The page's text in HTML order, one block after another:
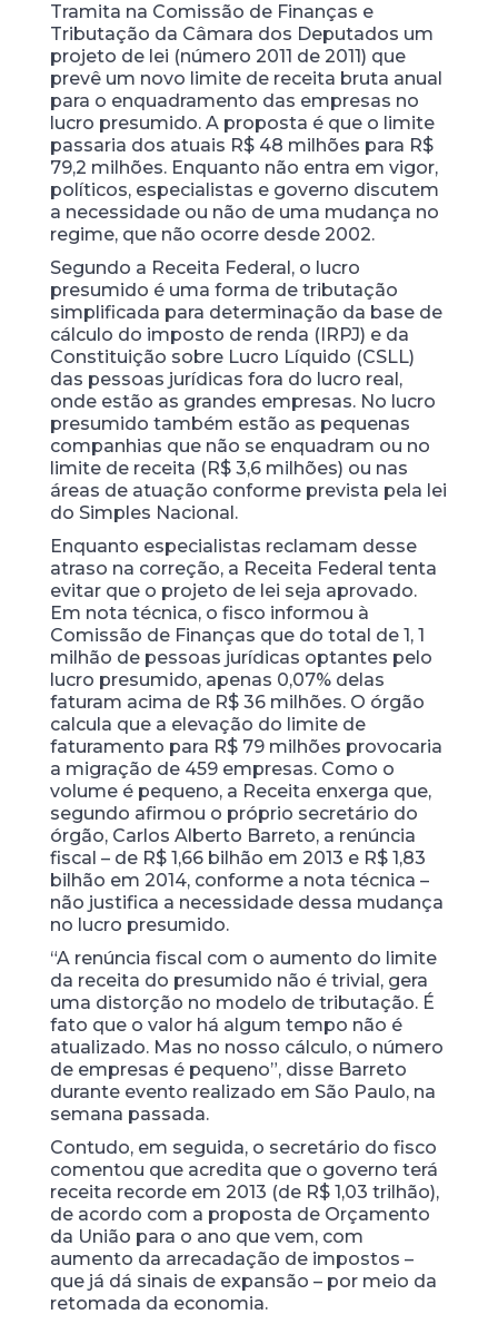
Tramita na Comissão de Finanças e
Tributação da Câmara dos Deputados um
projeto de lei (número 2011 de 2011) que
prevê um novo limite de receita bruta anual
para o enquadramento das empresas no
lucro presumido. A proposta é que o limite
passaria dos atuais R$ 48 milhões para R$
79,2 milhões. Enquanto não entra em vigor,
políticos, especialistas e governo discutem
a necessidade ou não de uma mudança no
regime, que não ocorre desde 2002.
Segundo a Receita Federal, o lucro
presumido é uma forma de tributação
simplificada para determinação da base de
cálculo do imposto de renda (IRPJ) e da
Constituição sobre Lucro Líquido (CSLL)
das pessoas jurídicas fora do lucro real,
onde estão as grandes empresas. No lucro
presumido também estão as pequenas
companhias que não se enquadram ou no
limite de receita (R$ 3,6 milhões) ou nas
áreas de atuação conforme prevista pela lei
do Simples Nacional.
Enquanto especialistas reclamam desse
atraso na correção, a Receita Federal tenta
evitar que o projeto de lei seja aprovado.
Em nota técnica, o fisco informou à
Comissão de Finanças que do total de 1, 1
milhão de pessoas jurídicas optantes pelo
lucro presumido, apenas 0,07% delas
faturam acima de R$ 36 milhões. O órgão
calcula que a elevação do limite de
faturamento para R$ 79 milhões provocaria
a migração de 459 empresas. Como o
volume é pequeno, a Receita enxerga que,
segundo afirmou o próprio secretário do
órgão, Carlos Alberto Barreto, a renúncia
fiscal – de R$ 1,66 bilhão em 2013 e R$ 1,83
bilhão em 2014, conforme a nota técnica –
não justifica a necessidade dessa mudança
no lucro presumido.
“A renúncia fiscal com o aumento do limite
da receita do presumido não é trivial, gera
uma distorção no modelo de tributação. É
fato que o valor há algum tempo não é
atualizado. Mas no nosso cálculo, o número
de empresas é pequeno”, disse Barreto
durante evento realizado em São Paulo, na
semana passada.
Contudo, em seguida, o secretário do fisco
comentou que acredita que o governo terá
receita recorde em 2013 (de R$ 1,03 trilhão),
de acordo com a proposta de Orçamento
da União para o ano que vem, com
aumento da arrecadação de impostos –
que já dá sinais de expansão – por meio da
retomada da economia.